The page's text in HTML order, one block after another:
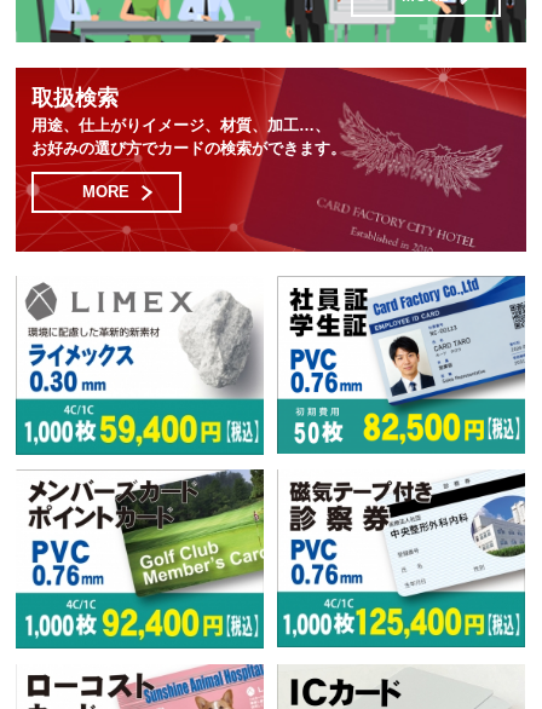
取扱検索
用途、仕上がりイメージ、材質、加工…、
お好みの選び方でカードの検索ができます。
MORE